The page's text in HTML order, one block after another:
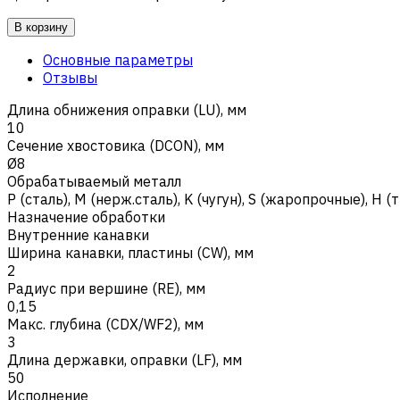
В корзину
Основные параметры
Отзывы
Длина обнижения оправки (LU), мм
10
Сечение хвостовика (DCON), мм
Ø8
Обрабатываемый металл
Р (сталь), M (нерж.сталь), K (чугун), S (жаропрочные), H
Назначение обработки
Внутренние канавки
Ширина канавки, пластины (CW), мм
2
Радиус при вершине (RE), мм
0,15
Макс. глубина (CDX/WF2), мм
3
Длина державки, оправки (LF), мм
50
Исполнение